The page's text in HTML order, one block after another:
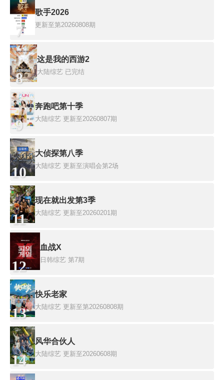
7
歌手2026
更新至第20260808期
8
这是我的西游2
大陆综艺 已完结
9
奔跑吧第十季
大陆综艺 更新至20260807期
10
大侦探第八季
大陆综艺 更新至演唱会第2场
11
现在就出发第3季
大陆综艺 更新至20260201期
12
血战X
日韩综艺 第7期
13
快乐老家
大陆综艺 更新至第20260808期
14
风华合伙人
大陆综艺 更新至20260608期